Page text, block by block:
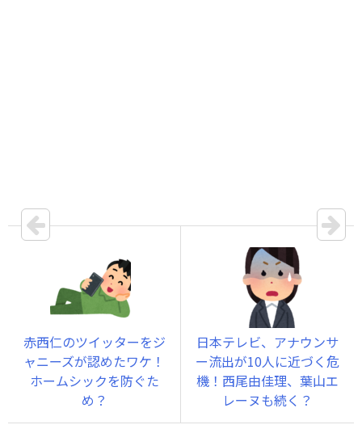
赤西仁のツイッターをジ
ャニーズが認めたワケ！
ホームシックを防ぐた
め？
日本テレビ、アナウンサ
ー流出が10人に近づく危
機！西尾由佳理、葉山エ
レーヌも続く？